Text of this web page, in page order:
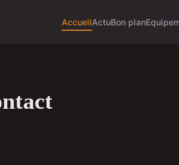
AccueilActuBon plan